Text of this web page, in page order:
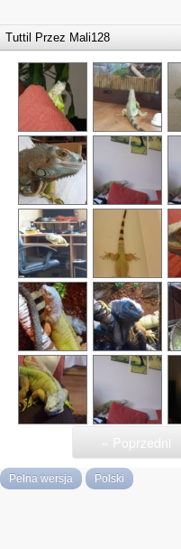
Tuttil Przez Mali128
« Poprzedni
Pełna wersja Polski